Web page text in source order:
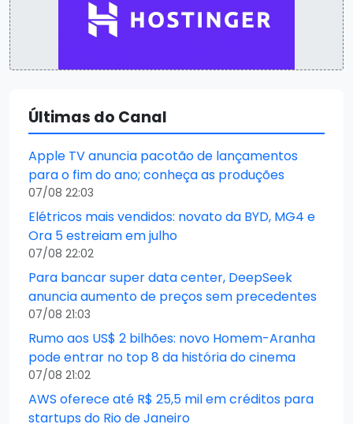
Últimas do Canal
Apple TV anuncia pacotão de lançamentos
para o fim do ano; conheça as produções
07/08 22:03
Elétricos mais vendidos: novato da BYD, MG4 e
Ora 5 estreiam em julho
07/08 22:02
Para bancar super data center, DeepSeek
anuncia aumento de preços sem precedentes
07/08 21:03
Rumo aos US$ 2 bilhões: novo Homem-Aranha
pode entrar no top 8 da história do cinema
07/08 21:02
AWS oferece até R$ 25,5 mil em créditos para
startups do Rio de Janeiro